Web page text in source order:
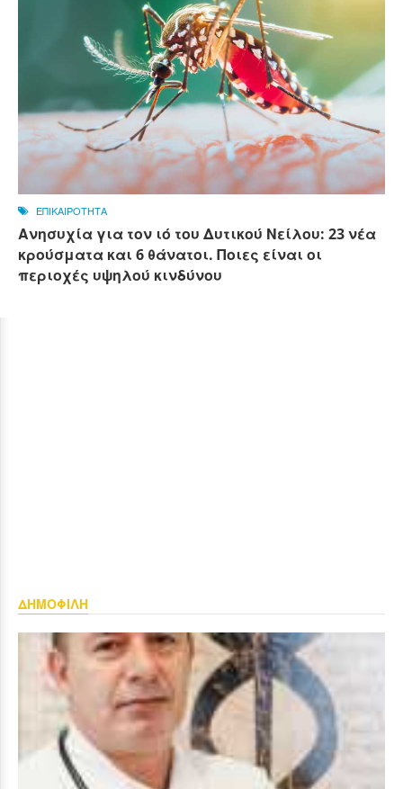
ΕΠΙΚΑΙΡΟΤΗΤΑ
Ανησυχία για τον ιό του Δυτικού Νείλου: 23 νέα
κρούσματα και 6 θάνατοι. Ποιες είναι οι
περιοχές υψηλού κινδύνου
ΔΗΜΟΦΙΛΗ